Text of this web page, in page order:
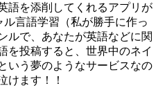
語を添削してくれるアプリが
言語学習（私が勝手に作っ
ルで、あなたが英語などに関
を投稿すると、世界中のネイ
いう夢のようなサービスなの
けます！！